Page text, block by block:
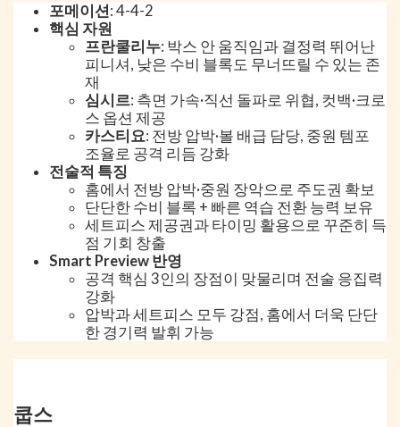
포메이션: 4-4-2
핵심 자원
프란쿨리누: 박스 안 움직임과 결정력 뛰어난
피니셔, 낮은 수비 블록도 무너뜨릴 수 있는 존
재
심시르: 측면 가속·직선 돌파로 위협, 컷백·크로
스 옵션 제공
카스티요: 전방 압박·볼 배급 담당, 중원 템포
조율로 공격 리듬 강화
전술적 특징
홈에서 전방 압박·중원 장악으로 주도권 확보
단단한 수비 블록 + 빠른 역습 전환 능력 보유
세트피스 제공권과 타이밍 활용으로 꾸준히 득
점 기회 창출
Smart Preview 반영
공격 핵심 3인의 장점이 맞물리며 전술 응집력
강화
압박과 세트피스 모두 강점, 홈에서 더욱 단단
한 경기력 발휘 가능
쿱스